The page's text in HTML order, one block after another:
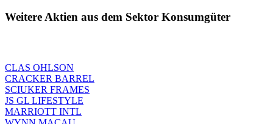
Weitere Aktien aus dem Sektor Konsumgüter
CLAS OHLSON
CRACKER BARREL
SCIUKER FRAMES
JS GL LIFESTYLE
MARRIOTT INTL